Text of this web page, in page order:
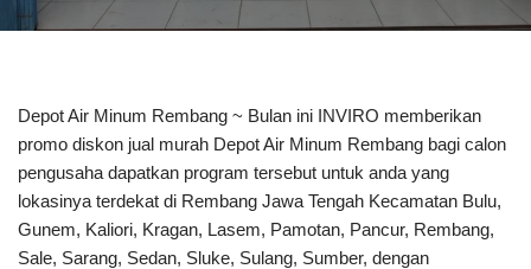
Depot Air Minum Rembang ~ Bulan ini INVIRO memberikan
promo diskon jual murah Depot Air Minum Rembang bagi calon
pengusaha dapatkan program tersebut untuk anda yang
lokasinya terdekat di Rembang Jawa Tengah Kecamatan Bulu,
Gunem, Kaliori, Kragan, Lasem, Pamotan, Pancur, Rembang,
Sale, Sarang, Sedan, Sluke, Sulang, Sumber, dengan